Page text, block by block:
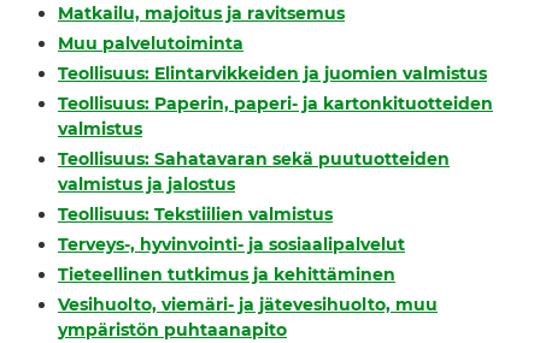
Matkailu, majoitus ja ravitsemus
Muu palvelutoiminta
Teollisuus: Elintarvikkeiden ja juomien valmistus
Teollisuus: Paperin, paperi- ja kartonkituotteiden
valmistus
Teollisuus: Sahatavaran sekä puutuotteiden
valmistus ja jalostus
Teollisuus: Tekstiilien valmistus
Terveys-, hyvinvointi- ja sosiaalipalvelut
Tieteellinen tutkimus ja kehittäminen
Vesihuolto, viemäri- ja jätevesihuolto, muu
ympäristön puhtaanapito